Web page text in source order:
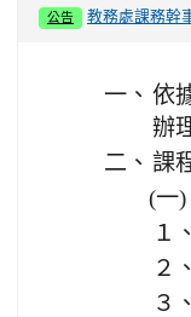
公告 教務處課務幹
一、 依
辦
二、 課
(一)
１、
２、
３、